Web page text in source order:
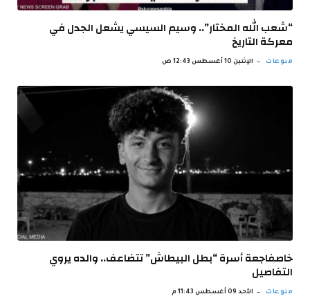
“شعب الله المختار”.. وسيم السيسي يشعل الجدل في
معركة التاريخ
منوعات الإثنين 10 أغسطس 12:43 ص
خاصفاجعة أسرة “بطل البيطاش” تتضاعف.. والده يروي
التفاصيل
منوعات الأحد 09 أغسطس 11:43 م